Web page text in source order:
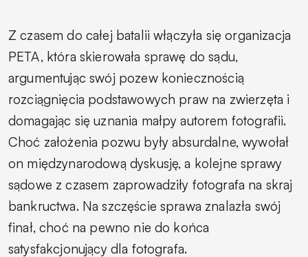
Z czasem do całej batalii włączyła się organizacja
PETA, która skierowała sprawę do sądu,
argumentując swój pozew koniecznością
rozciągnięcia podstawowych praw na zwierzęta i
domagając się uznania małpy autorem fotografii.
Choć założenia pozwu były absurdalne, wywołał
on międzynarodową dyskusję, a kolejne sprawy
sądowe z czasem zaprowadziły fotografa na skraj
bankructwa. Na szczęście sprawa znalazła swój
finał, choć na pewno nie do końca
satysfakcjonujący dla fotografa.